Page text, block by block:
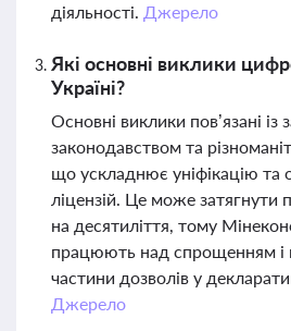
діяльності. Джерело
Які основні виклики
Україні?
Основні виклики пов’язані із
законодавством та
що ускладнює уніфікацію та
ліцензій. Це може затягнути
на десятиліття, тому
працюють над спрощенням і
частини дозволів у
Джерело